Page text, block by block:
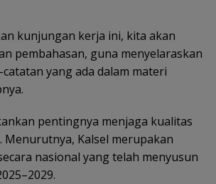
kunjungan kerja ini, kita akan
pembahasan, guna menyelaraskan
yang ada dalam materi
pentingnya menjaga kualitas
Kalsel merupakan
nasional yang telah menyusun